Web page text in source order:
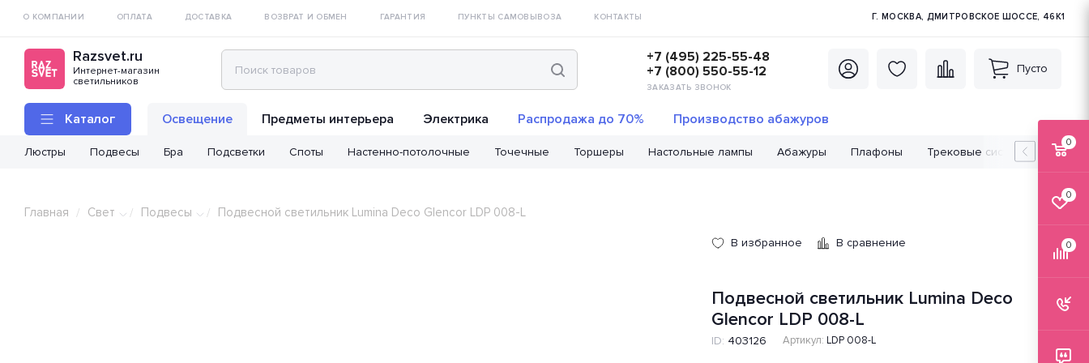
О КОМПАНИИ ОПЛАТА ДОСТАВКА ВОЗВРАТ И ОБМЕН ГАРАНТИЯ ПУНКТЫ САМОВЫВОЗА КОНТАКТЫ Г. МОСКВА, ДМИТРОВСКОЕ ШОССЕ, 46К1
Razsvet.ru
Интернет-магазин
светильников
+7 (495) 225-55-48
+7 (800) 550-55-12
ЗАКАЗАТЬ ЗВОНОК
Пусто
Каталог Освещение
Люстры Подвесы Бра Подсветки Споты Настенно-потолочные Точечные Торшеры Настольные лампы Абажуры Плафоны Трековые системы
Предметы интерьера Электрика Распродажа до 70% Производство абажуров
Главная / Свет / Подвесы / Подвесной светильник Lumina Deco Glencor LDP 008-L
В избранное В сравнение
Подвесной светильник Lumina Deco
Glencor LDP 008-L
ID: 403126 Артикул: LDP 008-L
0
0
0